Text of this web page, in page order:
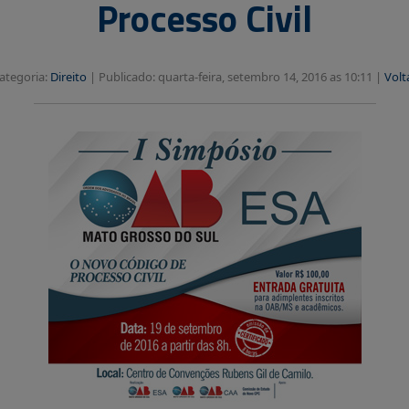
Processo Civil
Direito | Publicado: quarta-feira, setembro 14, 2016 as 10:11 |